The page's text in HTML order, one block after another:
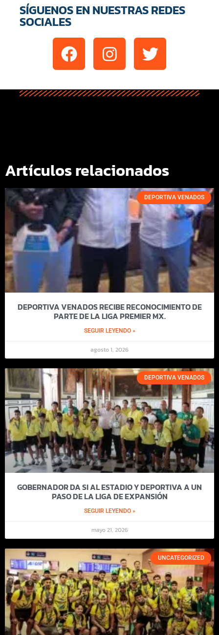
SÍGUENOS EN NUESTRAS REDES
SOCIALES
Artículos relacionados
DEPORTIVA VENADOS
DEPORTIVA VENADOS RECIBE RECONOCIMIENTO DE
PARTE DE LA LIGA PREMIER MX.
SEGUIR LEYENDO »
agosto 1, 2026
DEPORTIVA VENADOS
GOBERNADOR DA SI AL ESTADIO Y DEPORTIVA A UN
PASO DE LA LIGA DE EXPANSIÓN
SEGUIR LEYENDO »
mayo 21, 2026
UNCATEGORIZED